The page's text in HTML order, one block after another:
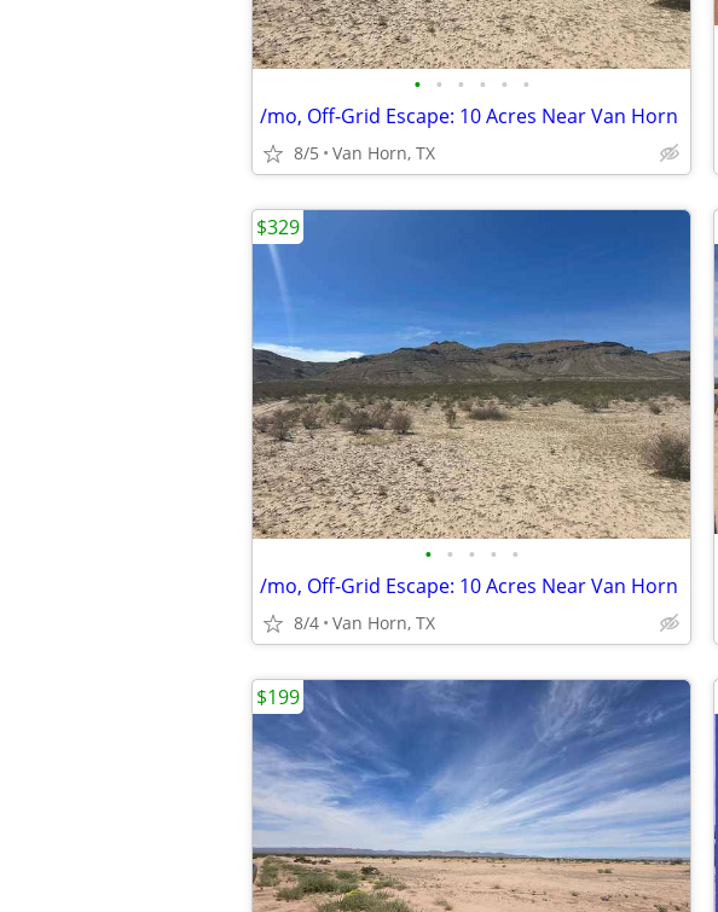
• • • • • •
/mo, Off-Grid Escape: 10 Acres Near Van Horn
8/5 Van Horn, TX
• • • • •
/mo, Off-Grid Escape: 10 Acres Near Van Horn
8/4 Van Horn, TX
$329
$199